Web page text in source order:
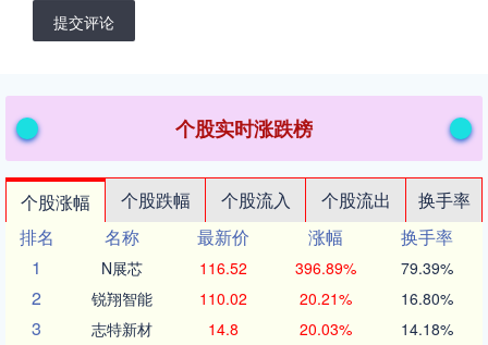
提交评论
个股实时涨跌榜
个股涨幅 个股跌幅 个股流入 个股流出
换手率
排名
名称 最新价 涨幅
换手率
1
N展芯 116.52 396.89% 79.39%
2 锐翔智能 110.02 20.21% 16.80%
3 志特新材 14.8 20.03% 14.18%